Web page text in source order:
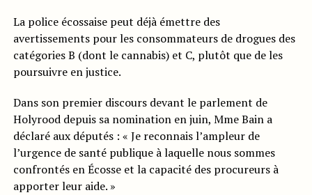
La police écossaise peut déjà émettre des
avertissements pour les consommateurs de drogues des
catégories B (dont le cannabis) et C, plutôt que de les
poursuivre en justice.
Dans son premier discours devant le parlement de
Holyrood depuis sa nomination en juin, Mme Bain a
déclaré aux députés : « Je reconnais l’ampleur de
l’urgence de santé publique à laquelle nous sommes
confrontés en Écosse et la capacité des procureurs à
apporter leur aide. »